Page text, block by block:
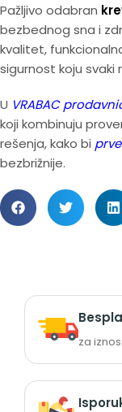
Pažljivo odabran
bezbednog sna i
kvalitet,
sigurnost koju svaki
U VRABAC
koji kombinuju
rešenja, kako bi
bezbrižnije.
za